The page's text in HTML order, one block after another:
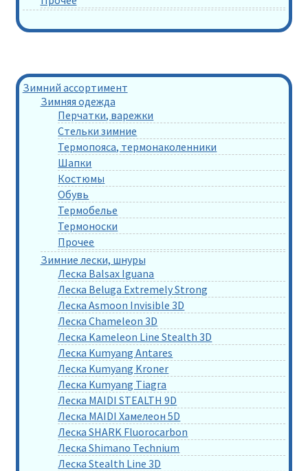
Зимний ассортимент
Зимняя одежда
Перчатки, варежки
Стельки зимние
Термопояса, термонаколенники
Шапки
Костюмы
Обувь
Термобелье
Термоноски
Прочее
Зимние лески, шнуры
Леска Balsax Iguana
Леска Beluga Extremely Strong
Леска Asmoon Invisible 3D
Леска Chameleon 3D
Леска Kameleon Line Stealth 3D
Леска Kumyang Antares
Леска Kumyang Kroner
Леска Kumyang Tiagra
Леска MAIDI STEALTH 9D
Леска MAIDI Хамелеон 5D
Леска SHARK Fluorocarbon
Леска Shimano Technium
Леска Stealth Line 3D